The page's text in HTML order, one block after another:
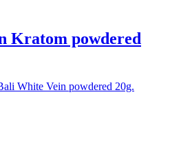
Kratom powdered
White Vein powdered 20g.